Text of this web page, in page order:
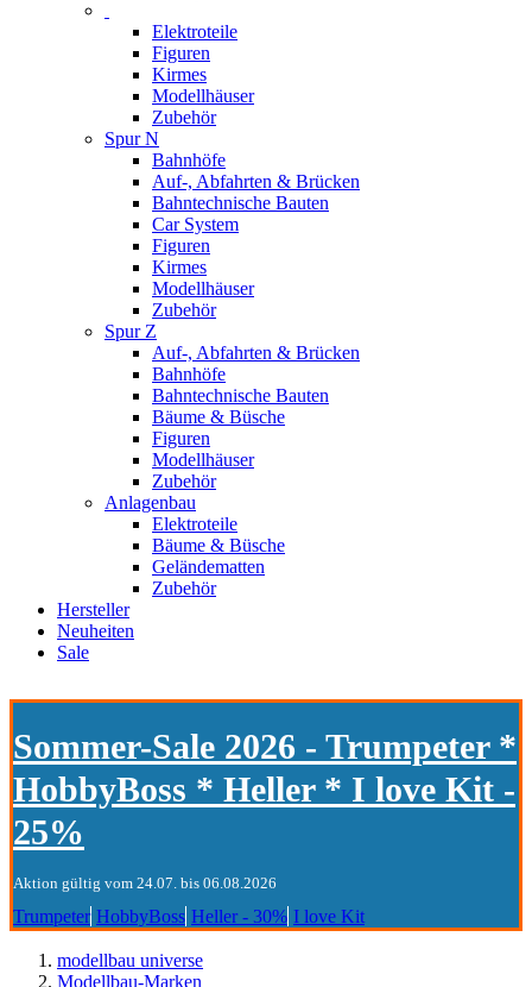
Elektroteile
Figuren
Kirmes
Modellhäuser
Zubehör
Spur N
Bahnhöfe
Auf-, Abfahrten & Brücken
Bahntechnische Bauten
Car System
Figuren
Kirmes
Modellhäuser
Zubehör
Spur Z
Auf-, Abfahrten & Brücken
Bahnhöfe
Bahntechnische Bauten
Bäume & Büsche
Figuren
Modellhäuser
Zubehör
Anlagenbau
Elektroteile
Bäume & Büsche
Geländematten
Zubehör
Hersteller
Neuheiten
Sale
Sommer-Sale 2026 - Trumpeter *
HobbyBoss * Heller * I love Kit -
25%
Aktion gültig vom 24.07. bis 06.08.2026
Trumpeter HobbyBoss Heller - 30% I love Kit
modellbau universe
Modellbau-Marken